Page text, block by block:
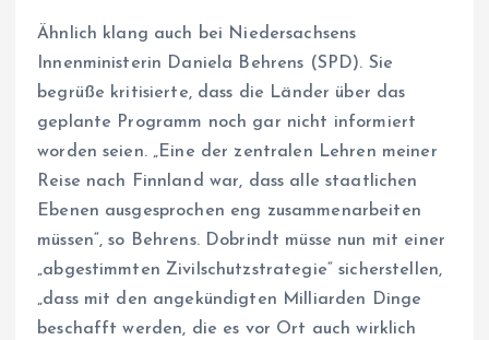
Ähnlich klang auch bei Niedersachsens
Innenministerin Daniela Behrens (SPD). Sie
begrüße kritisierte, dass die Länder über das
geplante Programm noch gar nicht informiert
worden seien. „Eine der zentralen Lehren meiner
Reise nach Finnland war, dass alle staatlichen
Ebenen ausgesprochen eng zusammenarbeiten
müssen“, so Behrens. Dobrindt müsse nun mit einer
„abgestimmten Zivilschutzstrategie“ sicherstellen,
„dass mit den angekündigten Milliarden Dinge
beschafft werden, die es vor Ort auch wirklich